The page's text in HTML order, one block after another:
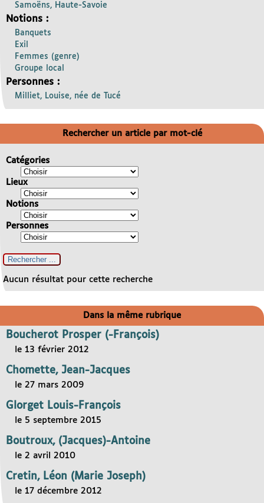
Samoëns, Haute-Savoie
Notions :
Banquets
Exil
Femmes (genre)
Groupe local
Personnes :
Milliet, Louise, née de Tucé
Rechercher un article par mot-clé
Catégories
Lieux
Notions
Personnes
Aucun résultat pour cette recherche
Dans la même rubrique
Boucherot Prosper (-François)
le 13 février 2012
Chomette, Jean-Jacques
le 27 mars 2009
Glorget Louis-François
le 5 septembre 2015
Boutroux, (Jacques)-Antoine
le 2 avril 2010
Cretin, Léon (Marie Joseph)
le 17 décembre 2012